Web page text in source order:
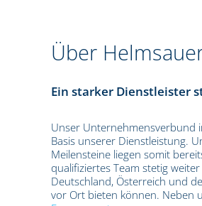
Über
Ein starker Dienstleister
Unser Unternehmensverbund
Basis unserer Dienstleistung.
Meilensteine liegen somit
qualifiziertes Team stetig
Deutschland, Österreich und
vor Ort bieten können. Neben